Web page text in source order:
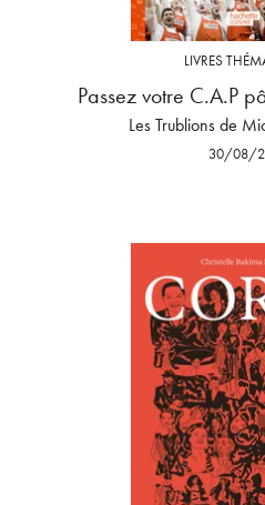
LIVRES
Passez votre C.A.P
Les Trublions de
30/08/